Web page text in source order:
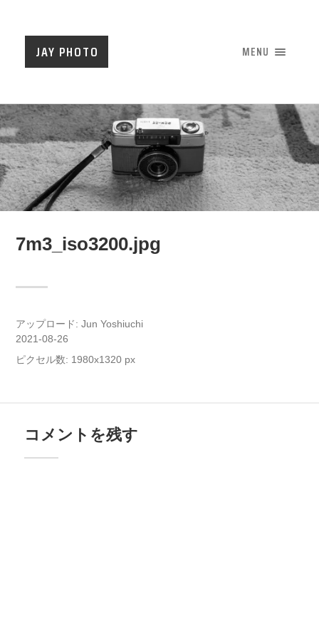
JAY PHOTO MENU
7m3_iso3200.jpg
アップロード:Jun Yoshiuchi
2021-08-26
ピクセル数: 1980x1320 px
コメントを残す